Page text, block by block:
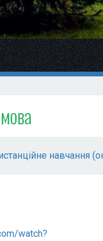
навчання
watch?